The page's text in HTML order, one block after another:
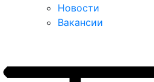
Новости
Вакансии